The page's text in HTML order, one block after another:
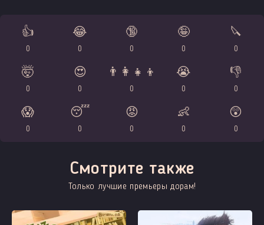
👍
0
😂
0
🔞
0
🤪
0
🔪
0
🤯
0
😍
0
👨‍👩‍👧‍👦
0
😭
0
👎
0
😱
0
😴
0
😡
0
👶
0
😲
0
Смотрите также
Только лучшие премьеры дорам!